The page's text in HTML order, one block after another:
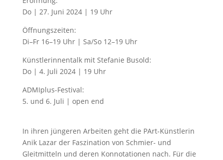
Do | 27. Juni 2024 | 19 Uhr
Öffnungszeiten:
Di–Fr 16–19 Uhr | Sa/So 12–19 Uhr
Künstlerinnentalk mit Stefanie Busold:
Do | 4. Juli 2024 | 19 Uhr
ADMIplus-Festival:
5. und 6. Juli | open end
In ihren jüngeren Arbeiten geht die PArt-Künstlerin
Anik Lazar der Faszination von Schmier- und
Gleitmitteln und deren Konnotationen nach. Für die